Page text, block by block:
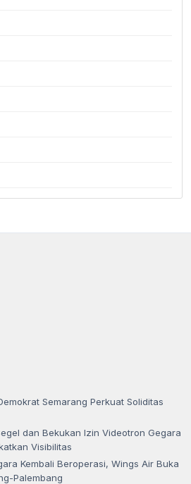
Semarang Perkuat Soliditas
dan Bekukan Izin Videotron Gegara
Visibilitas
Kembali Beroperasi, Wings Air Buka
Palembang